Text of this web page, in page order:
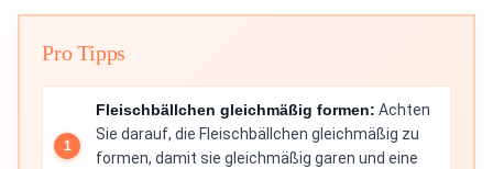
Pro Tipps
Fleischbällchen gleichmäßig formen: Achten
Sie darauf, die Fleischbällchen gleichmäßig zu
formen, damit sie gleichmäßig garen und eine